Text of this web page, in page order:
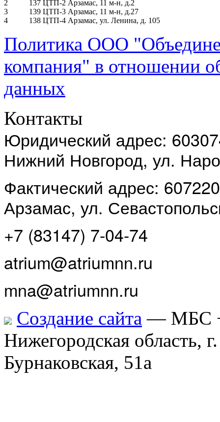
2
137 ЦТП-2 Арзамас, 11 м-н, д.2
3
139 ЦТП-3 Арзамас, 11 м-н, д.27
4
138 ЦТП-4 Арзамас, ул. Ленина, д. 105
Политика ООО
компания" в отношении
данных
Контакты
Юридический адрес:
Нижний Новгород, ул.
Фактический адрес:
Арзамас, ул.
+7 (83147) 7-04-74
atrium@atriumnn.ru
mna@atriumnn.ru
Создание сайта — МБС
Нижегородская область,
Бурнаковская, 51а